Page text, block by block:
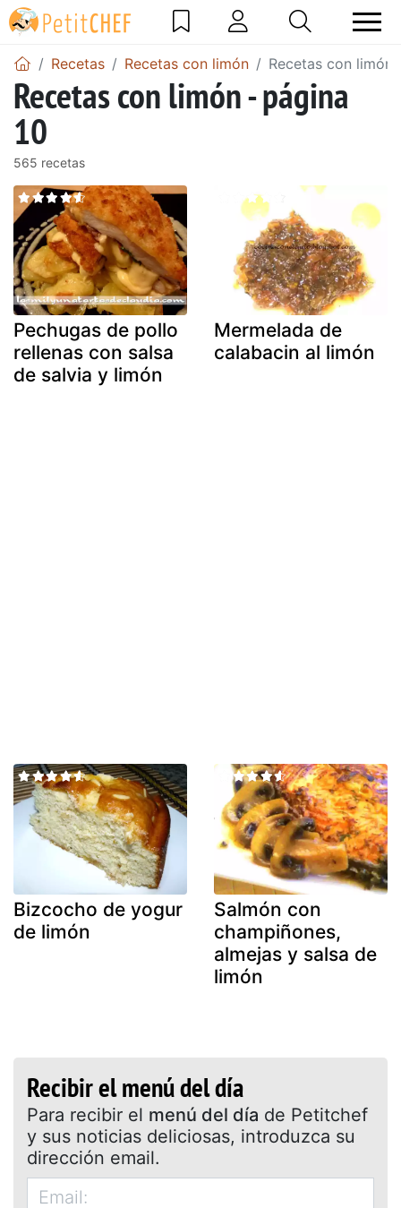
Recetas Recetas con limón Recetas con limón
Recetas con limón - página
10
565 recetas
Pechugas de pollo
rellenas con salsa
de salvia y limón
Mermelada de
calabacin al limón
Bizcocho de yogur
de limón
Salmón con
champiñones,
almejas y salsa de
limón
Recibir el menú del día
Para recibir el menú del día de Petitchef
y sus noticias deliciosas, introduzca su
dirección email.